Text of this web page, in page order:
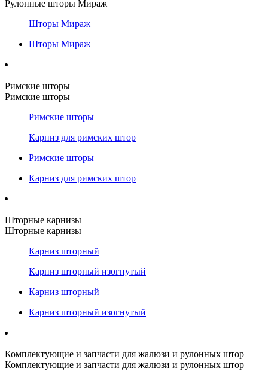
Рулонные шторы Мираж
Шторы Мираж
Шторы Мираж
Римские шторы
Римские шторы
Римские шторы
Карниз для римских штор
Римские шторы
Карниз для римских штор
Шторные карнизы
Шторные карнизы
Карниз шторный
Карниз шторный изогнутый
Карниз шторный
Карниз шторный изогнутый
Комплектующие и запчасти для жалюзи и рулонных штор
Комплектующие и запчасти для жалюзи и рулонных штор